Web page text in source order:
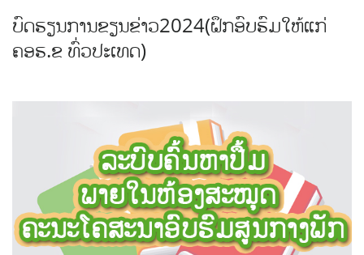
ບົດຮຽນການຂຽນຂ່າວ2024(ຝຶກອົບຮົມໃຫ້ແກ່
ຄອຮ.ຂ ທົ່ວປະເທດ)